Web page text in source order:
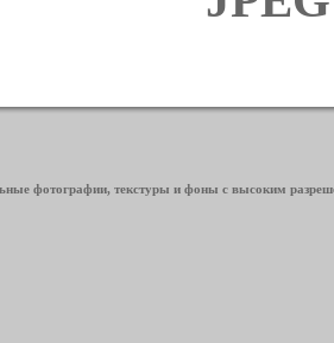
фотографии, текстуры и фоны с высоким